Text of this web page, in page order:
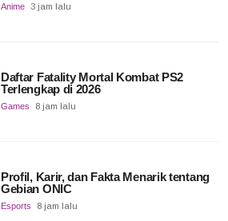
Anime 3 jam lalu
Daftar Fatality Mortal Kombat PS2
Terlengkap di 2026
Games 8 jam lalu
Profil, Karir, dan Fakta Menarik tentang
Gebian ONIC
Esports 8 jam lalu